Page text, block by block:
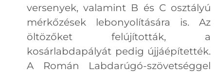
versenyek, valamint B és C osztályú
mérkőzések lebonyolítására is. Az
öltözőket felújították, a
kosárlabdapályát pedig újjáépítették.
A Román Labdarúgó-szövetséggel